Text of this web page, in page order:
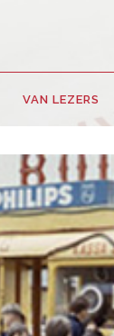
VAN LEZERS